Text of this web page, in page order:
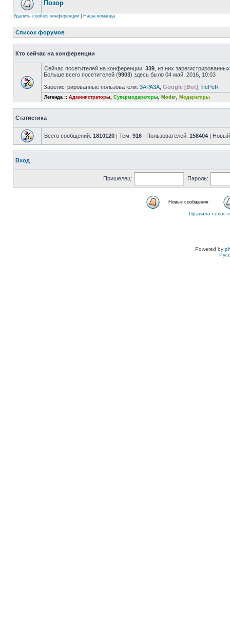
Позор
Удалить cookies конференции Наша команда
Список форумов
Кто сейчас на конференции
Сейчас посетителей на конференции: 339 , из них
Больше всего посетителей (9903) здесь было 04 май, 2016, 10:03
Зарегистрированные пользователи: 3APA3A Google [Bot] lifePeR
Легенда :: Администраторы, Супермодераторы, Moder, Модераторы
Статистика
Всего сообщений: 1810120 | Тем: 916 | Пользователей: 158404 |
Вход
Пришелец: Пароль:
Новые сообщения
Правила
Powered by